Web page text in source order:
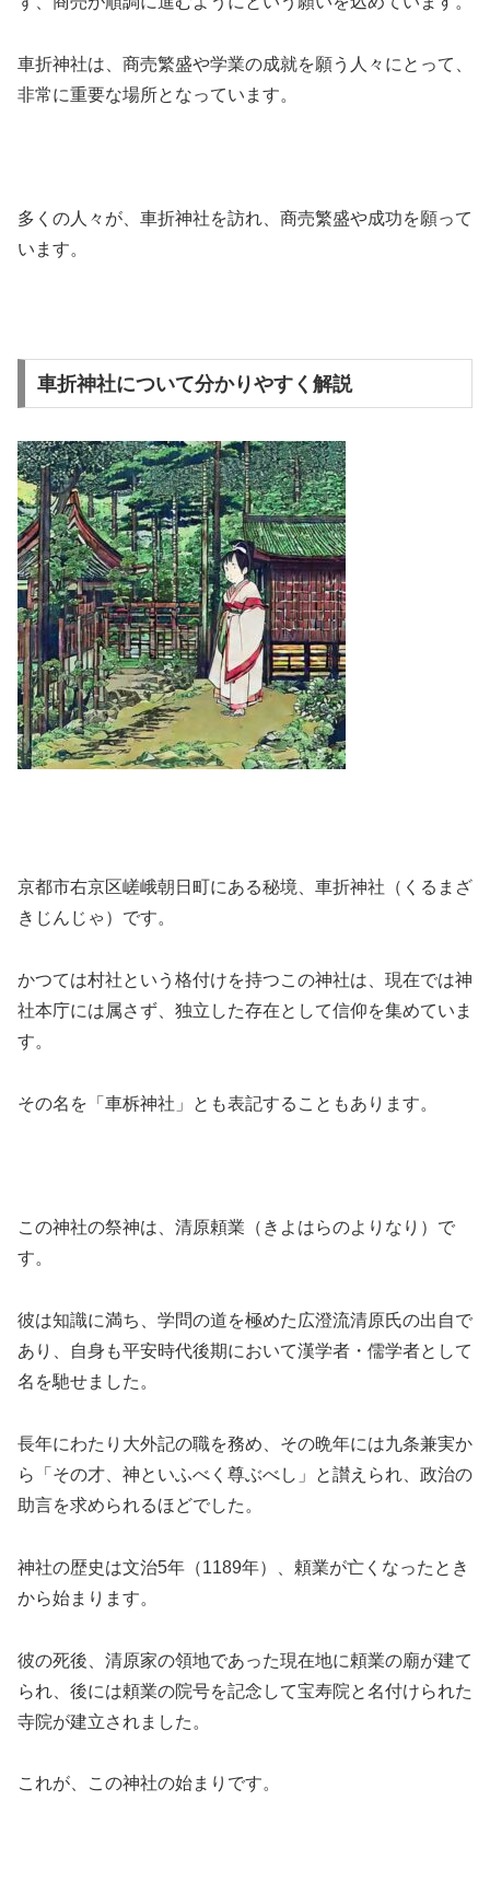
車折神社は、商売繁盛や学業の成就を願う人々にとって、
非常に重要な場所となっています。
多くの人々が、車折神社を訪れ、商売繁盛や成功を願って
います。
車折神社について分かりやすく解説
京都市右京区嵯峨朝日町にある秘境、車折神社（くるまざ
きじんじゃ）です。
かつては村社という格付けを持つこの神社は、現在では神
社本庁には属さず、独立した存在として信仰を集めていま
す。
その名を「車柝神社」とも表記することもあります。
この神社の祭神は、清原頼業（きよはらのよりなり）で
す。
彼は知識に満ち、学問の道を極めた広澄流清原氏の出自で
あり、自身も平安時代後期において漢学者・儒学者として
名を馳せました。
長年にわたり大外記の職を務め、その晩年には九条兼実か
ら「その才、神といふべく尊ぶべし」と讃えられ、政治の
助言を求められるほどでした。
神社の歴史は文治5年（1189年）、頼業が亡くなったとき
から始まります。
彼の死後、清原家の領地であった現在地に頼業の廟が建て
られ、後には頼業の院号を記念して宝寿院と名付けられた
寺院が建立されました。
これが、この神社の始まりです。